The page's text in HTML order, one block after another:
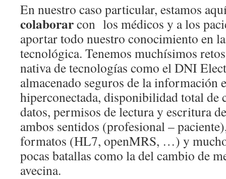
En nuestro caso particular, estamos
colaborarcon los médicos y a los
aportar todo nuestro conocimiento en
tecnológica. Tenemos muchísimos
nativa de tecnologías como el DNI
almacenado seguros de la información
hiperconectada, disponibilidad total de
datos, permisos de lectura y escritura
ambos sentidos (profesional –
formatos (HL7, openMRS, …) y
pocas batallas como la del cambio de
avecina.